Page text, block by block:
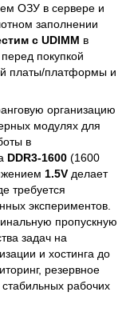
ОЗУ в сервере и
заполнении
с UDIMM в
покупкой
платы/платформы и
организацию
модулях для
в
DDR3-1600 (1600
1.5V делает
требуется
экспериментов.
пропускную
задач на
и хостинга до
резервное
рабочих